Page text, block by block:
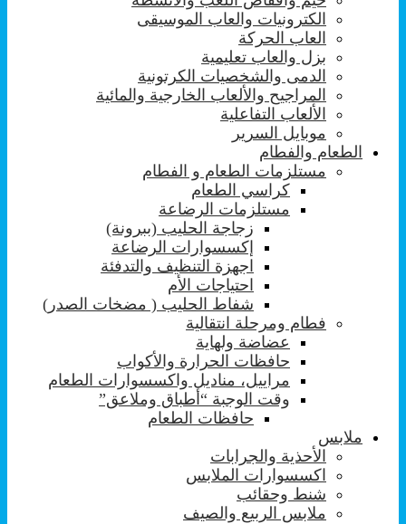
الكترونيات والعاب الموسيقى
العاب الحركة
بزل والعاب تعليمية
الدمى والشخصيات الكرتونية
المراجيح والألعاب الخارجية والمائية
الألعاب التفاعلية
موبايل السرير
الطعام والفطام
مستلزمات الطعام و الفطام
كراسي الطعام
مستلزمات الرضاعة
زجاجة الحليب (ببرونة)
إكسسوارات الرضاعة
اجهزة التنظيف والتدفئة
احتياجات الأم
شفاط الحليب ( مضخات الصدر)
فطام ومرحلة انتقالية
عضاضة ولهاية
حافظات الحرارة والأكواب
مراييل، مناديل واكسسوارات الطعام
وقت الوجبة “أطباق وملاعق”
حافظات الطعام
ملابس
الأحذية والجرابات
اكسسوارات الملابس
شنط وحقائب
ملابس الربيع والصيف